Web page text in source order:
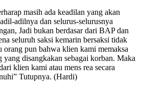
masih ada keadilan yang akan
adilnya dan selurus-selurusnya
Jadi bukan berdasar dari BAP dan
seluruh saksi kemarin bersaksi tidak
orang pun bahwa klien kami memaksa
yang disangkakan sebagai korban. Maka
klien kami atau mens rea secara
Tutupnya. (Hardi)